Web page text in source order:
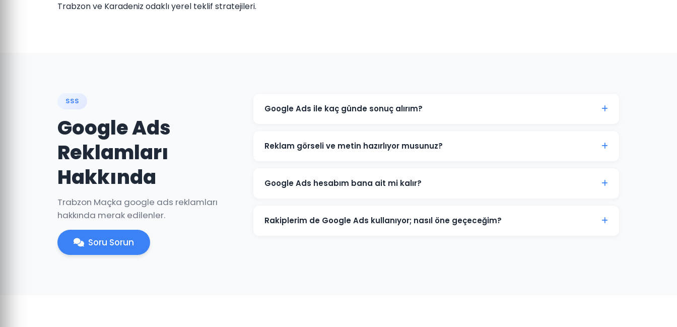
Trabzon ve Karadeniz odaklı yerel teklif stratejileri.
SSS
Google Ads
Reklamları
Hakkında
Trabzon Maçka google ads reklamları
hakkında merak edilenler.
Soru Sorun
Google Ads ile kaç günde sonuç alırım?
ve dönüşümler üretmeye başlar. İlk ay veri toplama, ikinci aydan itibaren optimizasyon yoğunlaşır.
Reklam görseli ve metin hazırlıyor musunuz?
tüm kreatif içerikleri üretiyoruz. İçerikler hedef kitlenize ve sektörünüze özel hazırlanır.
Google Ads hesabım bana ait mi kalır?
seviyesinde değil, reklam yöneticisi seviyesinde sağlanır. İş ilişkisi sona erdiğinde hesap üzerinde
tam kontrole sahip olursunuz.
Rakiplerim de Google Ads kullanıyor; nasıl öne geçeceğim?